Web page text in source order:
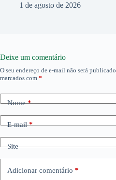
1 de agosto de 2026
Deixe um comentário
O seu endereço de e-mail não será publicado.
marcados com *
Nome*
E-mail*
Site
Adicionar comentário *